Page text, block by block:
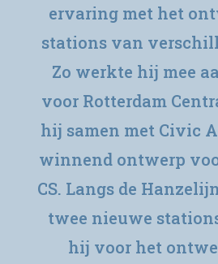
ervaring met het
stations van
Zo werkte hij mee
voor Rotterdam
hij samen met Civic
winnend ontwerp
CS. Langs de
twee nieuwe
hij voor het